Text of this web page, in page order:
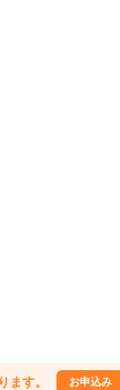
ます。 お申込み